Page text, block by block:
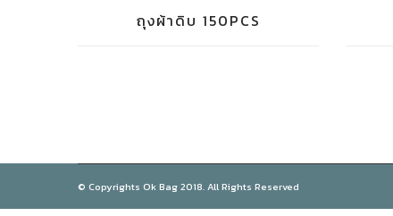
ถุงผ้าดิบ 150PCS
© Copyrights Ok Bag 2018. All Rights Reserved